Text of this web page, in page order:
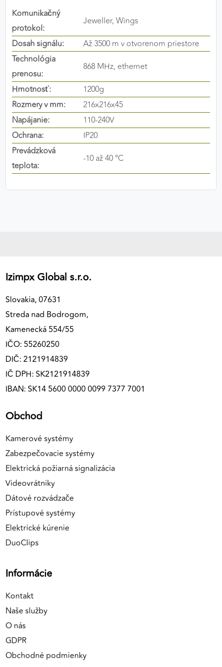
Komunikačný
protokol:
Jeweller, Wings
Dosah signálu:
Až 3500 m v otvorenom priestore
Technológia
prenosu:
868 MHz, ethernet
Hmotnosť:
1200g
Rozmery v mm:
216x216x45
Napájanie:
110-240V
Ochrana:
IP20
Prevádzková
teplota:
-10 až 40 °C
Izimpx Global s.r.o.
Slovakia, 07631
Streda nad Bodrogom,
Kamenecká 554/55
IČO: 55260250
DIČ: 2121914839
IČ DPH: SK2121914839
IBAN: SK14 5600 0000 0099 7377 7001
Obchod
Kamerové systémy
Zabezpečovacie systémy
Elektrická požiarná signalizácia
Videovrátniky
Dátové rozvádzače
Prístupové systémy
Elektrické kúrenie
DuoClips
Informácie
Kontakt
Naše služby
O nás
GDPR
Obchodné podmienky
výkon a funkčnosť našich stránok.
Google Analytics
Poskytovateľ: Google
MARKETINGOVÉ COOKIES
Marketingové cookies sa používajú na sledovanie
správania používateľov naprieč webovými
stránkami. Umožňujú nám a našim partnerom
zobrazovať cielenú a relevantnú reklamu, a to na
našom webe aj v reklamných sieťach tretích strán.